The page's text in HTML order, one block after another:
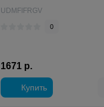
UDMFIFRGV
0
1671 р.
Купить